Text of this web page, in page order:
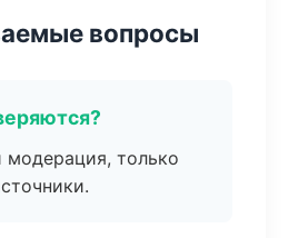
вопросы
только